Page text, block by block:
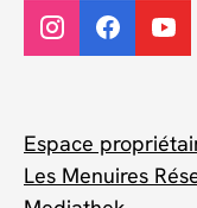
Espace
Les Menuires